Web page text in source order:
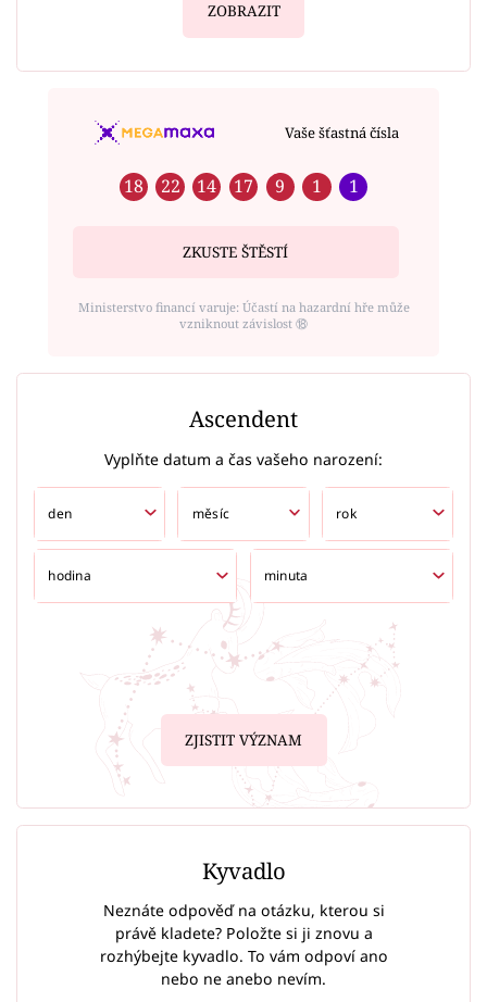
ZOBRAZIT
Vaše šťastná čísla
18 22 14 17 9 1 1
ZKUSTE ŠTĚSTÍ
Ministerstvo financí varuje: Účastí na hazardní hře může
vzniknout závislost ⑱
Ascendent
Vyplňte datum a čas vašeho narození:
ZJISTIT VÝZNAM
Kyvadlo
Neznáte odpověď na otázku, kterou si
právě kladete? Položte si ji znovu a
rozhýbejte kyvadlo. To vám odpoví ano
nebo ne anebo nevím.